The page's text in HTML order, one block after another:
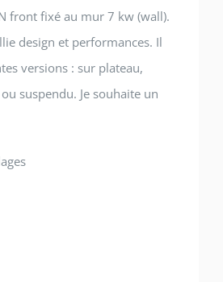
front fixé au mur 7 kw (wall).
design et performances. Il
versions : sur plateau,
suspendu. Je souhaite un